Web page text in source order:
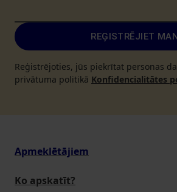
REĢISTRĒJIET
Reģistrējoties, jūs piekrītat personas
privātuma politikā Konfidencialitātes
Apmeklētājiem
Ko apskatīt?